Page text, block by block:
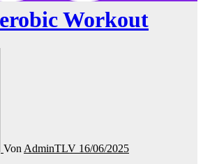
Workout
Von AdminTLV 16/06/2025